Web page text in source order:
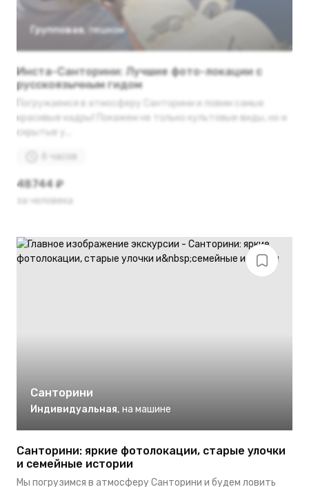
Групповая, пешком
Инста-Санторини: Лучшие фото-локации с
русскоязычным гидом
Погружаемся в атмосферу Санторини и ловим самые
красивые кадры! Покажем не только культовые виды, но и
скрытые у...
6 часов
48744 ₽
за человека
Санторини
Индивидуальная, на машине
Санторини: яркие фотолокации, старые улочки
и семейные истории
Мы погрузимся в атмосферу Санторини и будем ловить